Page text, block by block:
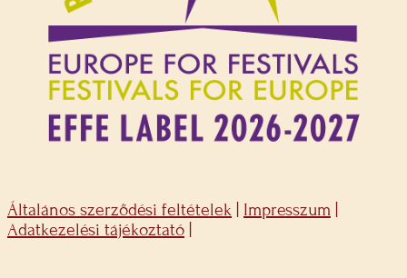
Általános szerződési feltételek Impresszum
Adatkezelési tájékoztató